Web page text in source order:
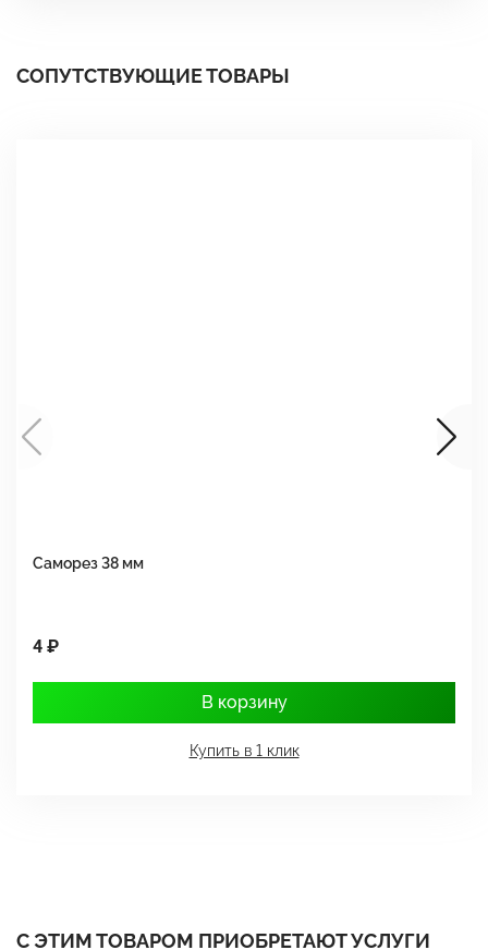
СОПУТСТВУЮЩИЕ ТОВАРЫ
Саморез 38 мм
4 ₽
В корзину
Купить в 1 клик
С ЭТИМ ТОВАРОМ ПРИОБРЕТАЮТ УСЛУГИ